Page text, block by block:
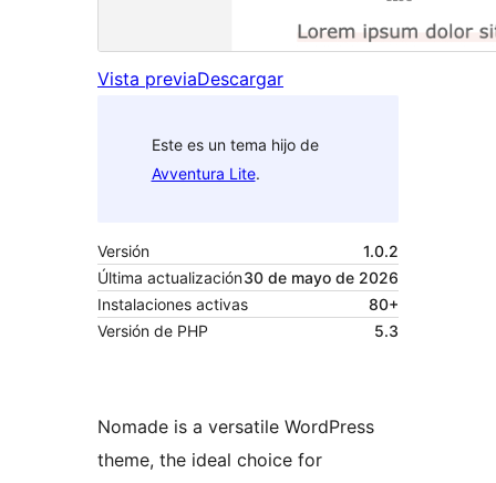
Vista previaDescargar
Este es un tema hijo de
Avventura Lite.
Versión
1.0.2
Última actualización30 de mayo de 2026
Instalaciones activas
80+
Versión de PHP
5.3
Nomade is a versatile WordPress
theme, the ideal choice for